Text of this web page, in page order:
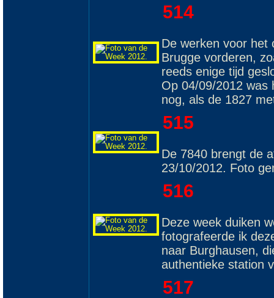
514
De werken voor het
Brugge vorderen,
reeds enige tijd
Op 04/09/2012 was
nog, als de 1827
515
De 7840 brengt de
23/10/2012. Foto
516
Deze week duiken
fotografeerde ik
naar Burghausen,
authentieke station
517